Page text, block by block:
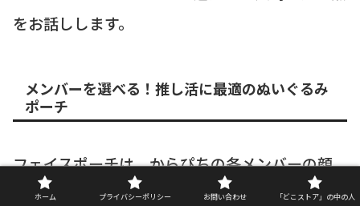
をお話しします。
メンバーを選べる！推し活に最適のぬいぐるみ
ポーチ
フェイスポーチは、からぴちの各メンバーの顔
がモチーフになった、ぬいぐるみのような可愛
ホーム プライバシーポリシー お問い合わせ 「どこストア」の中の人